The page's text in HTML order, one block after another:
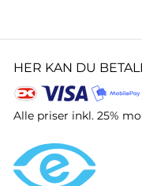
HER KAN DU
Alle priser inkl. 25%